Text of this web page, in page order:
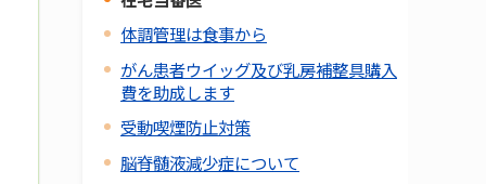
体調管理は食事から
がん患者ウイッグ及び乳房補整具購入
費を助成します
受動喫煙防止対策
脳脊髄液減少症について